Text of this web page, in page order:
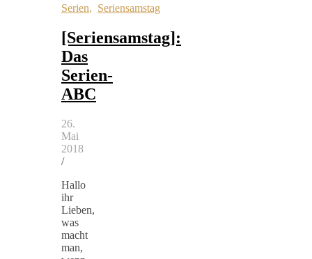
Serien, Seriensamstag
[Seriensamstag]:
Das
Serien-
ABC
26.
Mai
2018
/
Hallo
ihr
Lieben,
was
macht
man,